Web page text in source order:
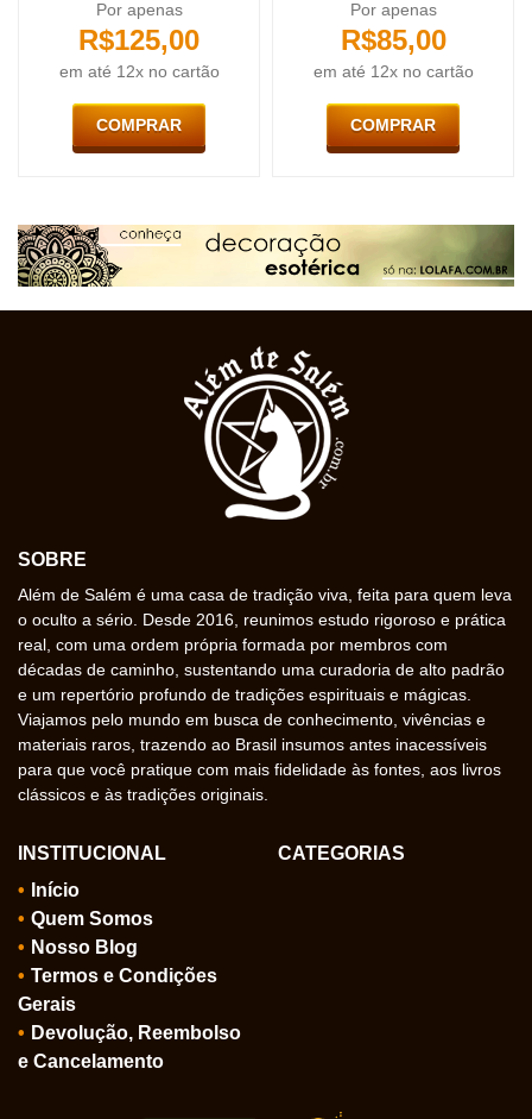
Por apenas
R$125,00
em até 12x no cartão
COMPRAR
Por apenas
R$85,00
em até 12x no cartão
COMPRAR
SOBRE
Além de Salém é uma casa de tradição viva, feita para quem leva
o oculto a sério. Desde 2016, reunimos estudo rigoroso e prática
real, com uma ordem própria formada por membros com
décadas de caminho, sustentando uma curadoria de alto padrão
e um repertório profundo de tradições espirituais e mágicas.
Viajamos pelo mundo em busca de conhecimento, vivências e
materiais raros, trazendo ao Brasil insumos antes inacessíveis
para que você pratique com mais fidelidade às fontes, aos livros
clássicos e às tradições originais.
INSTITUCIONAL
Início
Quem Somos
Nosso Blog
Termos e Condições
Gerais
Devolução, Reembolso
e Cancelamento
CATEGORIAS